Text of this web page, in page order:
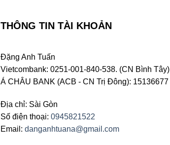
THÔNG TIN TÀI KHOẢN
Đặng Anh Tuấn
Vietcombank: 0251-001-840-538. (CN Bình Tây)
Á CHÂU BANK (ACB - CN Trị Đông): 15136677
Địa chỉ: Sài Gòn
Số điện thoại: 0945821522
Email: danganhtuana@gmail.com